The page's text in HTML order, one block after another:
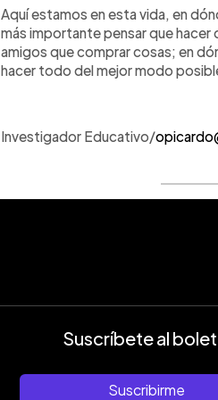
Aquí estamos en esta vida, en
más importante pensar que
amigos que comprar cosas; en
hacer todo del mejor modo
Investigador Educativo/
Suscríbete al
Suscribirme